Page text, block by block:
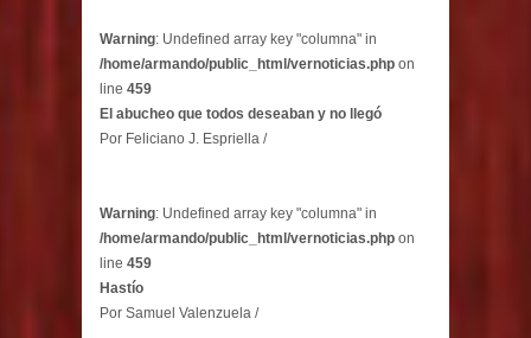
Warning: Undefined array key "columna" in
/home/armando/public_html/vernoticias.php on
line 459
El abucheo que todos deseaban y no llegó
Por Feliciano J. Espriella /
Warning: Undefined array key "columna" in
/home/armando/public_html/vernoticias.php on
line 459
Hastío
Por Samuel Valenzuela /